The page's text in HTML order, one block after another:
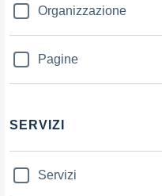
Organizzazione
Pagine
SERVIZI
Servizi